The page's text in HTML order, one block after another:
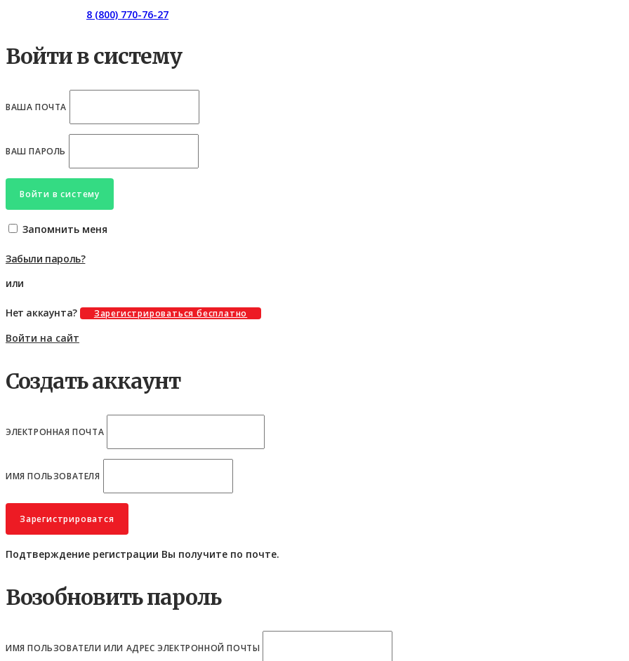
8 (800) 770-76-27
Войти в систему
ВАША ПОЧТА
ВАШ ПАРОЛЬ
Войти в систему
Запомнить меня
Забыли пароль?
или
Нет аккаунта? Зарегистрироваться бесплатно
Войти на сайт
Создать аккаунт
ЭЛЕКТРОННАЯ ПОЧТА
ИМЯ ПОЛЬЗОВАТЕЛЯ
Подтверждение регистрации Вы получите по почте.
Возобновить пароль
ИМЯ ПОЛЬЗОВАТЕЛИ ИЛИ АДРЕС ЭЛЕКТРОННОЙ ПОЧТЫ